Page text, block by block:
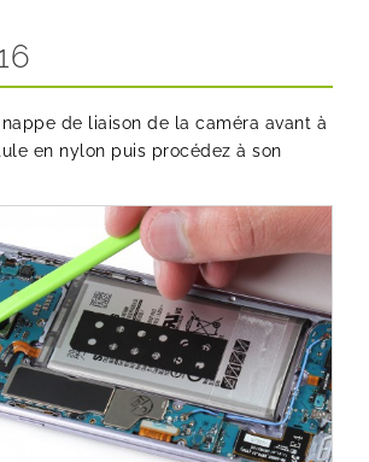
de liaison de la caméra avant à
en nylon puis procédez à son